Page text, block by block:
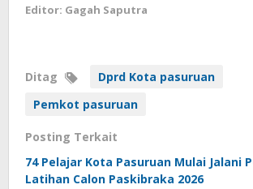
Editor: Gagah Saputra
Ditag
Dprd Kota pasuruan
Pemkot pasuruan
Posting Terkait
74 Pelajar Kota Pasuruan Mulai Jalani
Latihan Calon Paskibraka 2026